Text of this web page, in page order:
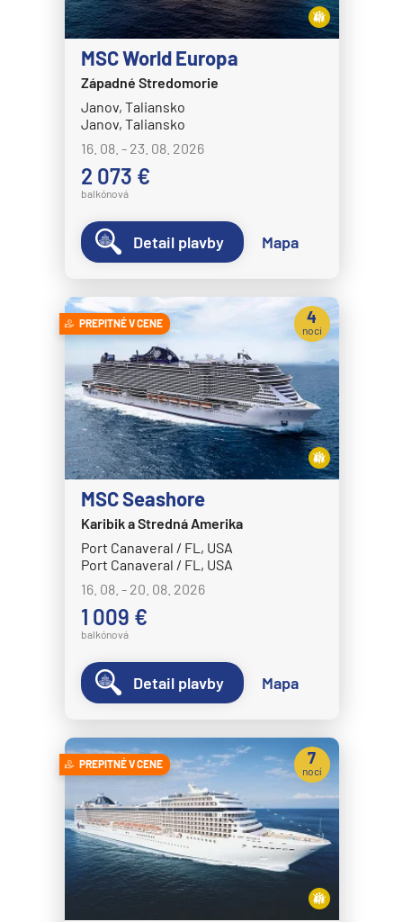
MSC World Europa
Západné Stredomorie
Janov, Taliansko
Janov, Taliansko
16. 08. - 23. 08. 2026
2 073 €
balkónová
Detail plavby Mapa
PREPITNÉ V CENE
MSC Seashore
Karibik a Stredná Amerika
Port Canaveral / FL, USA
Port Canaveral / FL, USA
16. 08. - 20. 08. 2026
1 009 €
balkónová
4
noci
Detail plavby Mapa
PREPITNÉ V CENE 7
nocí